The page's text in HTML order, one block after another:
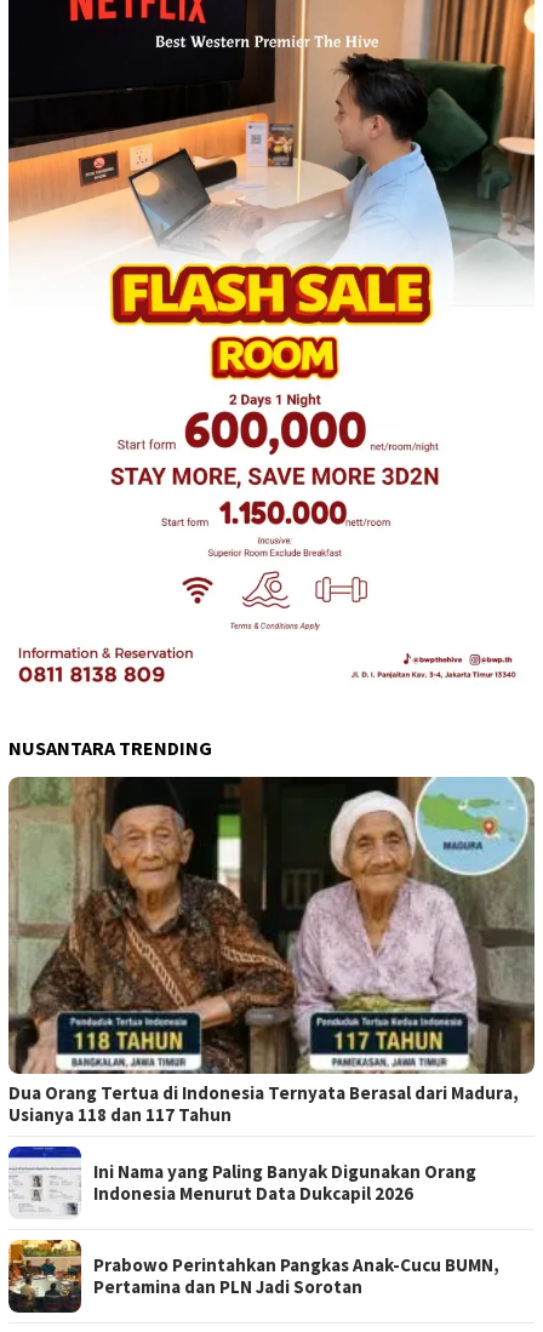
NUSANTARA TRENDING
Dua Orang Tertua di Indonesia Ternyata Berasal dari Madura,
Usianya 118 dan 117 Tahun
Ini Nama yang Paling Banyak Digunakan Orang
Indonesia Menurut Data Dukcapil 2026
Prabowo Perintahkan Pangkas Anak-Cucu BUMN,
Pertamina dan PLN Jadi Sorotan